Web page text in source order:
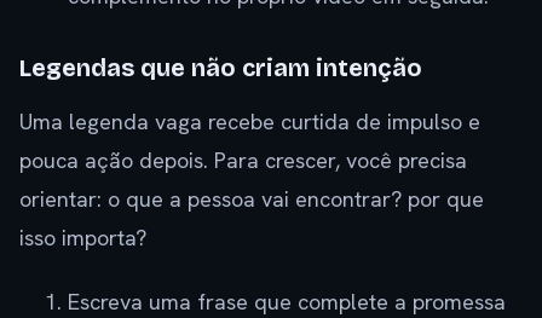
Legendas que não criam intenção
Uma legenda vaga recebe curtida de impulso e
pouca ação depois. Para crescer, você precisa
orientar: o que a pessoa vai encontrar? por que
isso importa?
Escreva uma frase que complete a promessa